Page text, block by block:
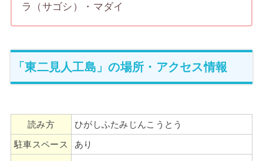
ラ（サゴシ）・マダイ
「東二見人工島」の場所・アクセス情報
読み方
ひがしふたみじんこうとう
駐車スペース
あり